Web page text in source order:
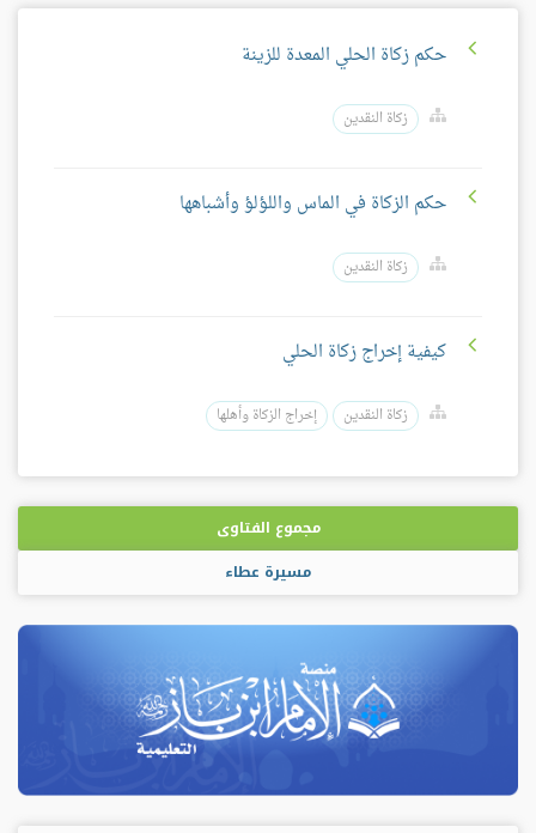
حكم زكاة الحلي المعدة للزينة
زكاة النقدين
حكم الزكاة في الماس واللؤلؤ وأشباهها
زكاة النقدين
كيفية إخراج زكاة الحلي
زكاة النقدين إخراج الزكاة وأهلها
مجموع الفتاوى
مسيرة عطاء